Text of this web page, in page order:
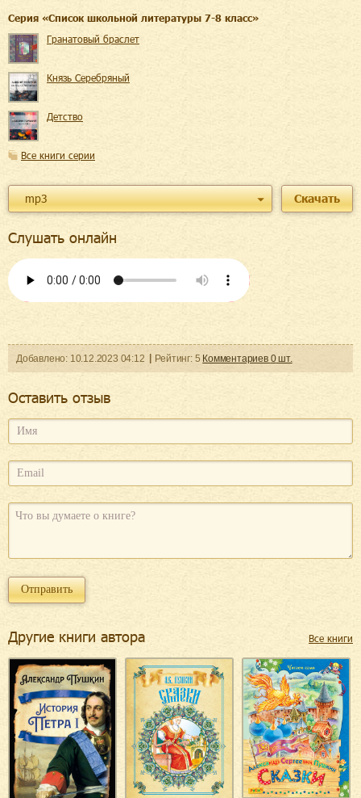
Cерия «Список школьной литературы 7-8 класс»
Гранатовый браслет
Князь Серебряный
Детство
Все книги серии
mp3 Скачать
Слушать онлайн
Добавленo: 10.12.2023 04:12 Рейтинг: 5 Комментариев 0шт.
Оcтавить отзыв
Другие книги автора Все книги